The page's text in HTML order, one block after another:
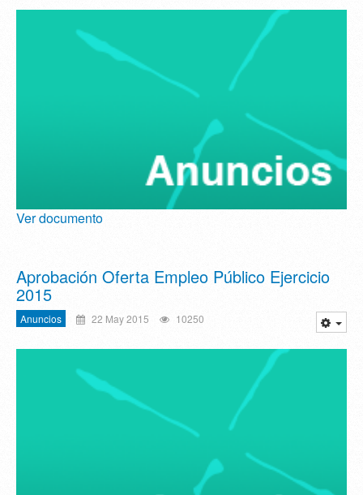
Ver documento
Aprobación Oferta Empleo Público Ejercicio
2015
Anuncios 22 May 2015 10250